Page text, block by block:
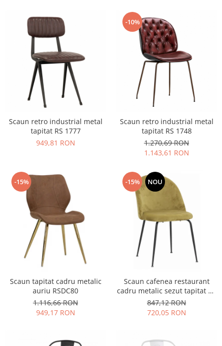
Accesorii
Blaturi de masa
Blaturi din PAL
Blaturi din MDF
Blaturi din metal
Blaturi din Topalit
Blaturi din lemn masiv
Blaturi din HPL Compact
Blaturi din piatra naturala si
compozit
Scaun laborator
Scaune de lucru
Scaun retro industrial metal
tapitat RS 1777
949,81 RON
-10%
Scaun retro industrial metal
tapitat RS 1748
1.270,69 RON
1.143,61 RON
-15%
Scaun tapitat cadru metalic
auriu RSDC80
1.116,66 RON
949,17 RON
-15% NOU
Scaun cafenea restaurant
cadru metalic sezut tapitat RS
1761
847,12 RON
720,05 RON